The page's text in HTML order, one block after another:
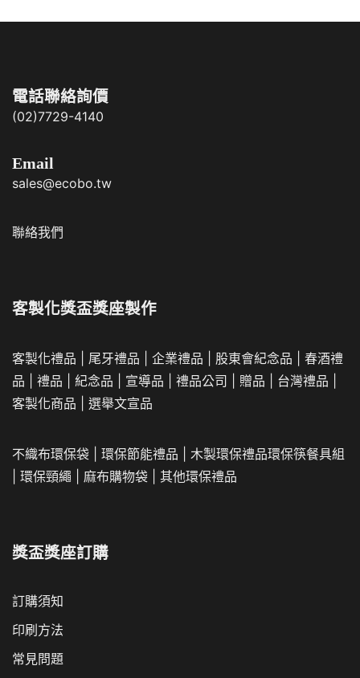
電話聯絡詢價
(02)7729-4140
Email
sales@ecobo.tw
聯絡我們
客製化獎盃獎座製作
客製化禮品 尾牙禮品 企業禮品 股東會紀念品
春酒禮
品
禮品 紀念品 宣導品 禮品公司 贈品 台灣禮品
客製化商品
選舉文宣品
不織布環保袋 環保節能禮品 木製環保禮品環保筷餐具組
環保頸繩 麻布購物袋 其他環保禮品
獎盃獎座訂購
訂購須知
印刷方法
常見問題